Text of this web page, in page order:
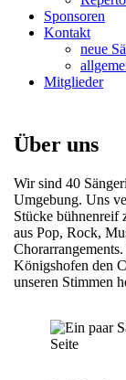
Sponsoren
Kontakt
neue
Mitglieder
Über uns
Wir sind 40
Umgebung. Uns
Stücke bühnenreif
aus Pop, Rock,
Königshofen den
unseren Stimmen